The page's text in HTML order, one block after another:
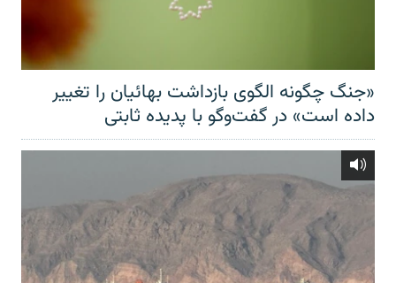
«جنگ چگونه الگوی بازداشت بهائیان را تغییر
داده است» در گفت‌وگو با پدیده ثابتی